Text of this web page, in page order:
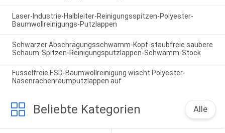
Laser-Industrie-Halbleiter-Reinigungsspitzen-Polyester-
Baumwollreinigungs-Putzlappen
Schwarzer Abschrägungsschwamm-Kopf-staubfreie saubere
Schaum-Spitzen-Reinigungsputzlappen-Schwamm-Stock
Fusselfreie ESD-Baumwollreinigung wischt Polyester-
Nasenrachenraumputzlappen auf
Beliebte Kategorien Alle